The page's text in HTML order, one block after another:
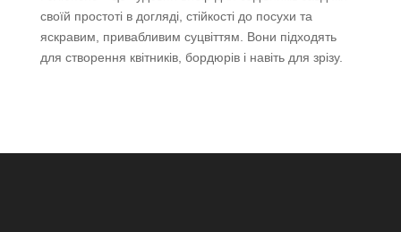
своїй простоті в догляді, стійкості до посухи та
яскравим, привабливим суцвіттям. Вони підходять
для створення квітників, бордюрів і навіть для зрізу.